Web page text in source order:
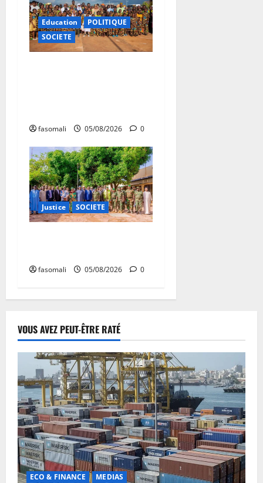
Education
POLITIQUE
SOCIETE
fasomali 05/08/2026 0
Justice SOCIETE
fasomali 05/08/2026 0
VOUS AVEZ PEUT-ÊTRE RATÉ
ECO & FINANCE MEDIAS